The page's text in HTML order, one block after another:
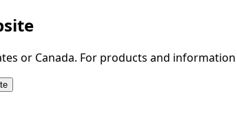
or Canada. For products and